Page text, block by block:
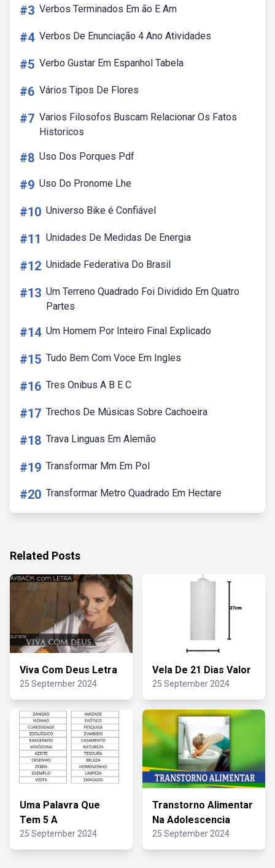
#3 Verbos Terminados Em ão E Am
#4 Verbos De Enunciação 4 Ano Atividades
#5 Verbo Gustar Em Espanhol Tabela
#6 Vários Tipos De Flores
#7 Varios Filosofos Buscam Relacionar Os Fatos
Historicos
#8 Uso Dos Porques Pdf
#9 Uso Do Pronome Lhe
#10 Universo Bike é Confiável
#11 Unidades De Medidas De Energia
#12 Unidade Federativa Do Brasil
#13 Um Terreno Quadrado Foi Dividido Em Quatro
Partes
#14 Um Homem Por Inteiro Final Explicado
#15 Tudo Bem Com Voce Em Ingles
#16 Tres Onibus A B E C
#17 Trechos De Músicas Sobre Cachoeira
#18 Trava Linguas Em Alemão
#19 Transformar Mm Em Pol
#20 Transformar Metro Quadrado Em Hectare
Related Posts
Viva Com Deus Letra
25 September 2024
Vela De 21 Dias Valor
25 September 2024
Uma Palavra Que
Tem 5 A
25 September 2024
Transtorno Alimentar
Na Adolescencia
25 September 2024